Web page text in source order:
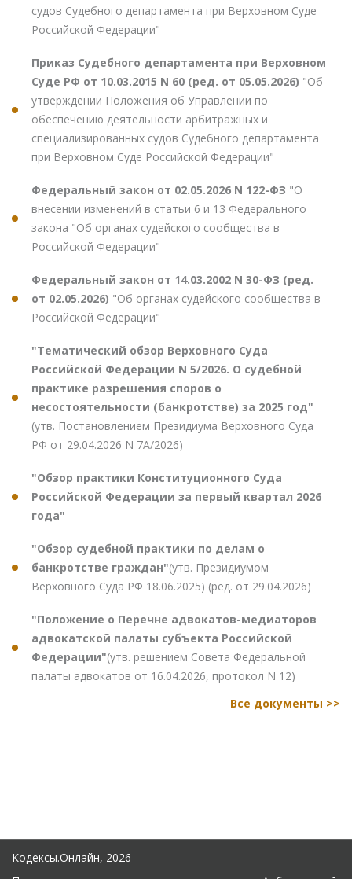
судов Судебного департамента при Верховном Суде
Российской Федерации"
Приказ Судебного департамента при Верховном
Суде РФ от 10.03.2015 N 60 (ред. от 05.05.2026) "Об
утверждении Положения об Управлении по
обеспечению деятельности арбитражных и
специализированных судов Судебного департамента
при Верховном Суде Российской Федерации"
Федеральный закон от 02.05.2026 N 122-ФЗ "О
внесении изменений в статьи 6 и 13 Федерального
закона "Об органах судейского сообщества в
Российской Федерации"
Федеральный закон от 14.03.2002 N 30-ФЗ (ред.
от 02.05.2026) "Об органах судейского сообщества в
Российской Федерации"
"Тематический обзор Верховного Суда
Российской Федерации N 5/2026. О судебной
практике разрешения споров о
несостоятельности (банкротстве) за 2025 год"
(утв. Постановлением Президиума Верховного Суда
РФ от 29.04.2026 N 7А/2026)
"Обзор практики Конституционного Суда
Российской Федерации за первый квартал 2026
года"
"Обзор судебной практики по делам о
банкротстве граждан"(утв. Президиумом
Верховного Суда РФ 18.06.2025) (ред. от 29.04.2026)
"Положение о Перечне адвокатов-медиаторов
адвокатской палаты субъекта Российской
Федерации"(утв. решением Совета Федеральной
палаты адвокатов от 16.04.2026, протокол N 12)
Все документы >>
Кодексы.Онлайн, 2026